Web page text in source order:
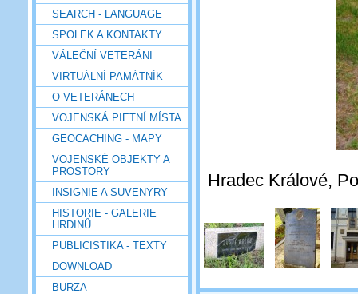
SEARCH - LANGUAGE
SPOLEK A KONTAKTY
VÁLEČNÍ VETERÁNI
VIRTUÁLNÍ PAMÁTNÍK
O VETERÁNECH
VOJENSKÁ PIETNÍ MÍSTA
GEOCACHING - MAPY
VOJENSKÉ OBJEKTY A
PROSTORY
INSIGNIE A SUVENYRY
HISTORIE - GALERIE
HRDINŮ
PUBLICISTIKA - TEXTY
DOWNLOAD
BURZA
Hradec Králové,